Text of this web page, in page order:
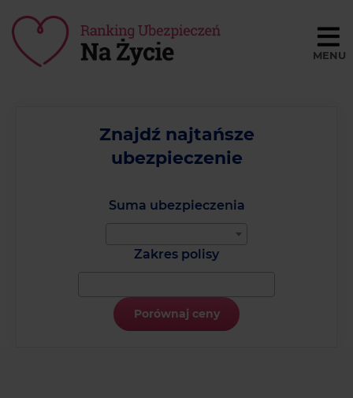
SŁOWNIK
O NAS
Suma ubezpieczenia
Zakres polisy
Porównaj ceny
Znajdź najtańsze
ubezpieczenie